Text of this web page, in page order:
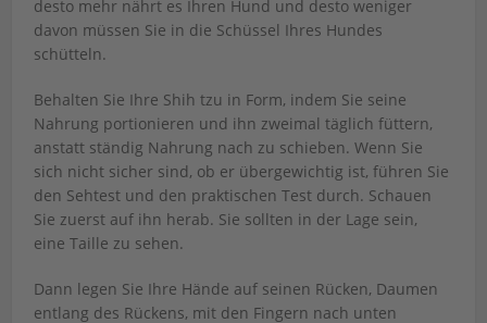
desto mehr nährt es Ihren Hund und desto weniger
davon müssen Sie in die Schüssel Ihres Hundes
schütteln.
Behalten Sie Ihre Shih tzu in Form, indem Sie seine
Nahrung portionieren und ihn zweimal täglich füttern,
anstatt ständig Nahrung nach zu schieben. Wenn Sie
sich nicht sicher sind, ob er übergewichtig ist, führen Sie
den Sehtest und den praktischen Test durch. Schauen
Sie zuerst auf ihn herab. Sie sollten in der Lage sein,
eine Taille zu sehen.
Dann legen Sie Ihre Hände auf seinen Rücken, Daumen
entlang des Rückens, mit den Fingern nach unten